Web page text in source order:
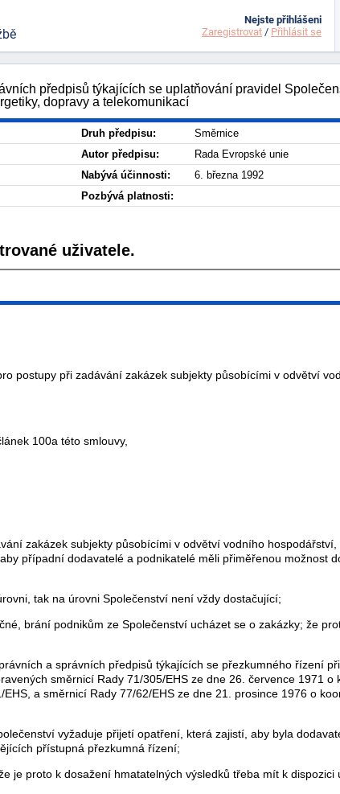
předpisů týkajících se uplatňování pravidel
dopravy a telekomunikací
Druh předpisu:
Směrnice
Autor předpisu:
Rada Evropské unie
Nabývá účinnosti:
6. března 1992
Pozbývá platnosti:
uživatele.
postupy při zadávání zakázek subjekty působícími v odvětví
100a této smlouvy,
zakázek subjekty působícími v odvětví vodního hospodářství,
případní dodavatelé a podnikatelé měli přiměřenou možnost
tak na úrovni Společenství není vždy dostačující;
brání podnikům ze Společenství ucházet se o zakázky; že
a správních předpisů týkajících se přezkumného řízení
směrnicí Rady 71/305/EHS ze dne 26. července 1971 o
a směrnicí Rady 77/62/EHS ze dne 21. prosince 1976 o
vyžaduje přijetí opatření, která zajistí, aby byla
přístupná přezkumná řízení;
je proto k dosažení hmatatelných výsledků třeba mít k dispozici
Nejste přihlášeni
Zaregistrovat / Přihlásit se